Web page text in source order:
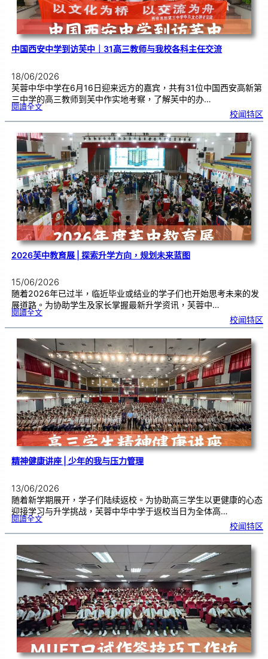
中国西安中学到访芙中｜31高三教师与我校各科主任交流
18/06/2026
芙蓉中华中学在6月16日迎来远方的嘉宾，共有31位中国西安高新第
三中学的高三教师到芙中作实地考察，了解芙中的办…
閱讀全文:中
安
学
到
访
芙
中
｜
3
1
高
三
教
师
与
我
校
各
科
主
任
交
流
校闻特区
2026芙中教育展 | 探索升学方向，规划未来蓝图
15/06/2026
随着2026年已过半，临近毕业或结业的学子们也开始思考未来的发
展道路。为协助学生及家长掌握最新升学资讯，芙蓉中…
閱讀全文:2
6
中
教
育
展
探
索
升
学
方
向
，
规
划
未
来
蓝
图
校闻特区
精神健康讲座 | 少年的我与压力管理
13/06/2026
随着新学期展开，学子们陆续返校。为协助高三学生以更健康的心态
迎接学习与升学挑战，芙蓉中华中学于返校当日为全体高…
閱讀全文:精
康
座
| 少
我
与
压
力
管
理
校闻特区